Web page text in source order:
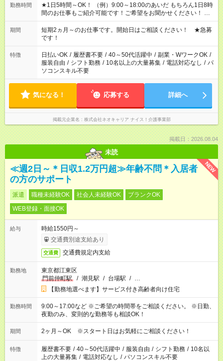
勤務時間
★1日5時間～OK！ （例）9:00～18:00のあいだ もちろん1日8時
間のお仕事もご紹介可能です！ご希望をお聞かせください！ ★
家庭の都合でお休みが必要な場合も遠慮なくご相談ください。
※週最低15時間以上の勤務が必要です
期間
短期2ヵ月～のお仕事です。開始日はご相談ください！ ★急募
です！
特徴 日払いOK / 履歴書不要 / 40～50代活躍中 / 副業・WワークOK /
服装自由 / シフト勤務 / 10名以上の大量募集 / 電話対応なし / パ
ソコンスキル不要
気になる！ 応募する 詳細へ
掲載元企業名 株式会社ネオキャリア ナイス！介護事業部
掲載日：2026.08.04
未読
NEW
≪週2日～＊日収1.2万円超≫年齢不問＊入居者
の方のサポート
派遣 職種未経験OK 社会人未経験OK
ブランクOK
WEB登録・面接OK
給与
時給1550円～
交通費別途支給あり
交通費 交通費規定内支給
勤務地
東京都江東区
門前仲町駅
/ 潮見駅 / 台場駅 / …
【勤務地選べます】サービス付き高齢者向け住宅
勤務時間
9:00～17:00など ※ご希望の時間帯をご相談ください。 ※日勤、
夜勤のみ、変則的な勤務等も相談OK！
期間 2ヶ月～OK ※スタート日はお気軽にご相談ください！
特徴 履歴書不要 / 40～50代活躍中 / 服装自由 / シフト勤務 / 10名以
上の大量募集 / 電話対応なし / パソコンスキル不要